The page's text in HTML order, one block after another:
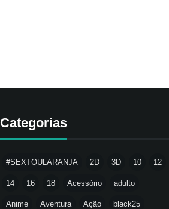
Categorias
#SEXTOULARANJA 2D 3D 10 12
14 16 18 Acessório adulto
Anime Aventura Ação black25